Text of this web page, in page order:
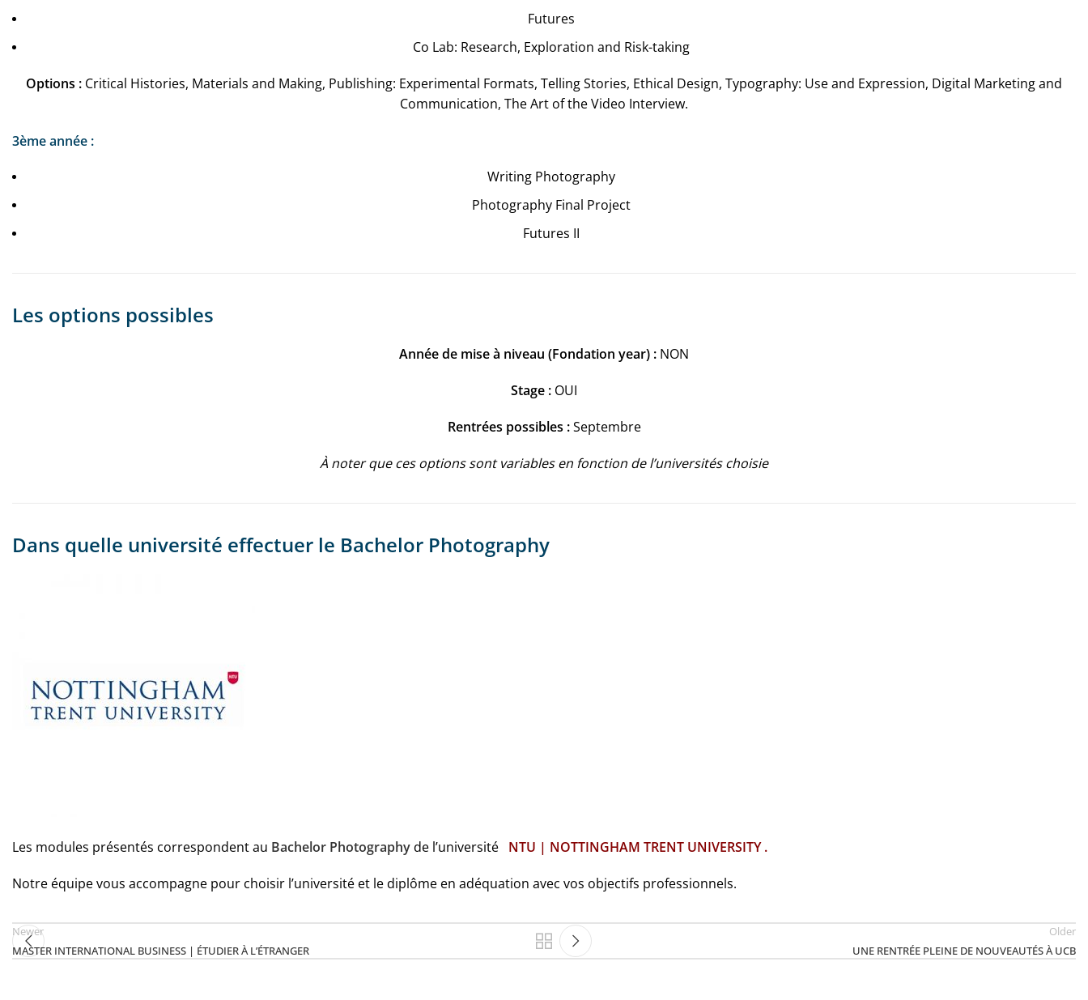
Futures
Co Lab: Research, Exploration and Risk-taking
Options : Critical Histories, Materials and Making, Publishing: Experimental Formats, Telling Stories, Ethical Design, Typography: Use and Expression, Digital Marketing and
Communication, The Art of the Video Interview.
3ème année :
Writing Photography
Photography Final Project
Futures II
Les options possibles
Année de mise à niveau (Fondation year) : NON
Stage : OUI
Rentrées possibles :Septembre
À noter que ces options sont variables en fonction de l’universités choisie
Dans quelle université effectuer le Bachelor Photography
Les modules présentés correspondent au Bachelor Photographyde l’université NTU | NOTTINGHAM TRENT UNIVERSITY.
Notre équipe vous accompagne pour choisir l’université et le diplôme en adéquation avec vos objectifs professionnels.
Newer
MASTER INTERNATIONAL BUSINESS | ÉTUDIER À L’ÉTRANGER
Older
UNE RENTRÉE PLEINE DE NOUVEAUTÉS À UCB